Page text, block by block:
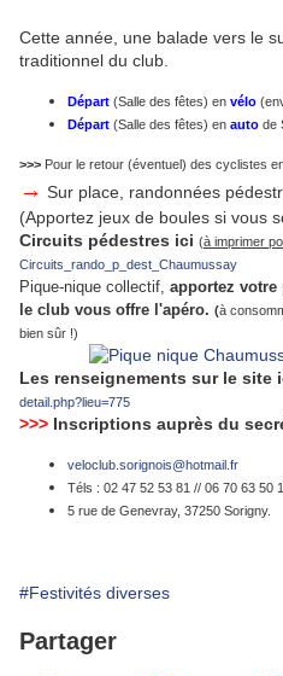
Cette année, une balade vers le
traditionnel du club.
Départ (Salle des fêtes) en vélo
Départ (Salle des fêtes) en auto de
>>> Pour le retour (éventuel) des cyclistes
→ Sur place, randonnées
(Apportez jeux de boules si vous
Circuits pédestres ici (à imprimer
Circuits_rando_p_dest_Chaumussay
Pique-nique collectif, apportez votre
le club vous offre l'apéro. (à
bien sûr !)
Les renseignements sur le site
detail.php?lieu=775
>>> Inscriptions auprès du
veloclub.sorignois@hotmail.fr
Téls : 02 47 52 53 81 // 06 70 63 50
5 rue de Genevray, 37250 Sorigny.
#Festivités diverses
Partager